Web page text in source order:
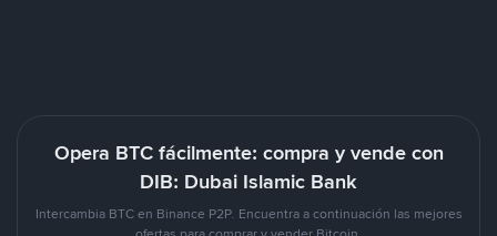
Opera BTC fácilmente: compra y vende con
DIB: Dubai Islamic Bank
Intercambia BTC en Binance P2P. Encuentra a continuación las mejores